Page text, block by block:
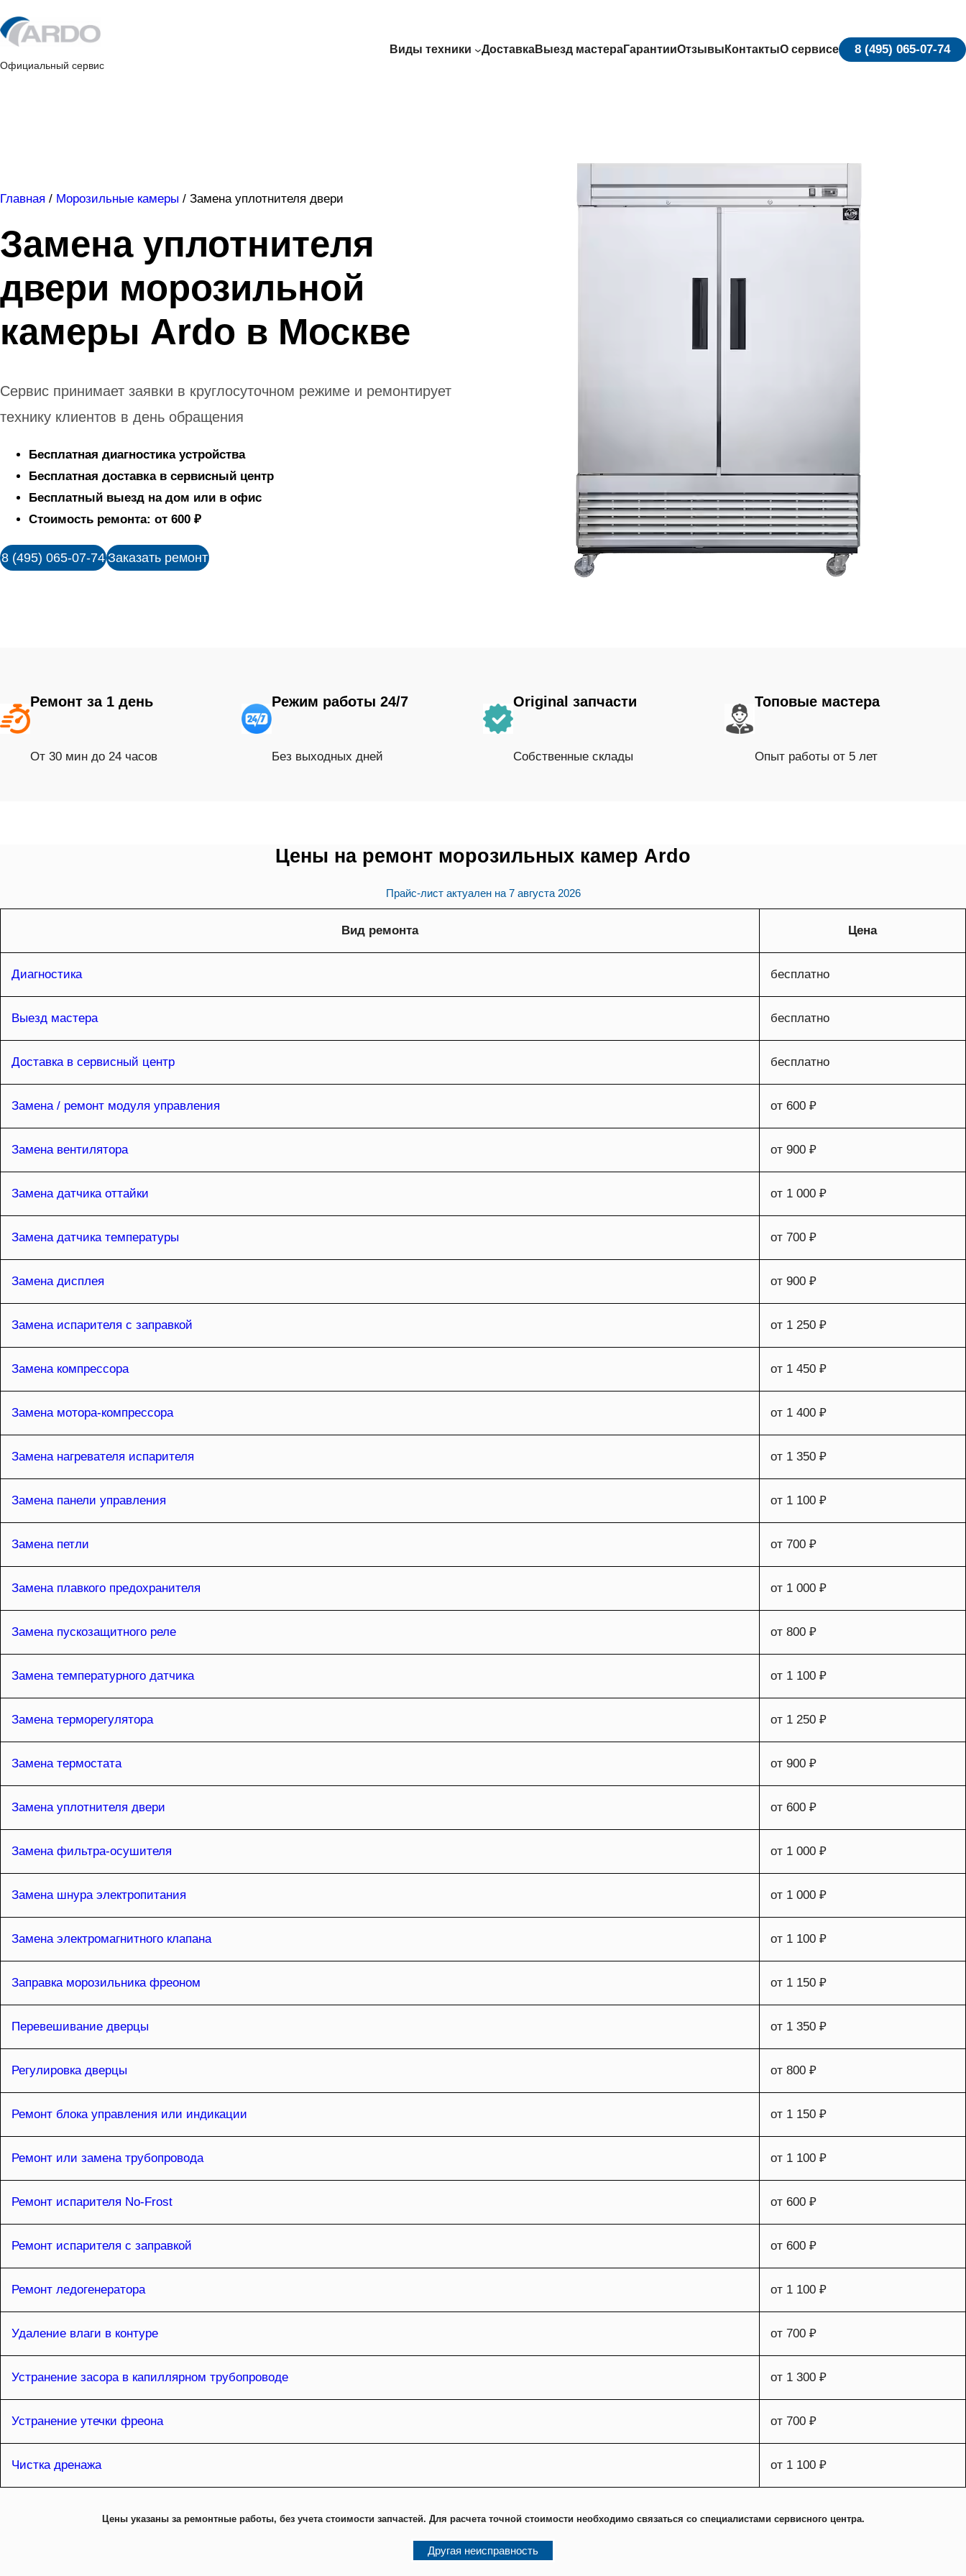
to
Официальный сервис
Виды техники ДоставкаВыезд мастераГарантииОтзывы КонтактыО сервисе 8 (495) 065-07-74
Главная / Морозильные камеры / Замена уплотнителя двери
Замена уплотнителя
двери морозильной
камеры Ardo в Москве
Сервис принимает заявки в круглосуточном режиме и ремонтирует
технику клиентов в день обращения
Бесплатная диагностика устройства
Бесплатная доставка в сервисный центр
Бесплатный выезд на дом или в офис
Стоимость ремонта: от 600 ₽
8 (495) 065-07-74 Заказать ремонт
Ремонт за 1 день
От 30 мин до 24 часов
Режим работы 24/7
Без выходных дней
Original запчасти
Собственные склады
Топовые мастера
Опыт работы от 5 лет
Цены на ремонт морозильных камер Ardo
Прайс-лист актуален на 7 августа 2026
Вид ремонта Цена
Диагностика бесплатно
Выезд мастера бесплатно
Доставка в сервисный центр бесплатно
Замена / ремонт модуля управления от 600 ₽
Замена вентилятора от 900 ₽
Замена датчика оттайки от 1 000 ₽
Замена датчика температуры от 700 ₽
Замена дисплея от 900 ₽
Замена испарителя с заправкой от 1 250 ₽
Замена компрессора от 1 450 ₽
Замена мотора-компрессора от 1 400 ₽
Замена нагревателя испарителя от 1 350 ₽
Замена панели управления от 1 100 ₽
Замена петли от 700 ₽
Замена плавкого предохранителя от 1 000 ₽
Замена пускозащитного реле от 800 ₽
Замена температурного датчика от 1 100 ₽
Замена терморегулятора от 1 250 ₽
Замена термостата от 900 ₽
Замена уплотнителя двери от 600 ₽
Замена фильтра-осушителя от 1 000 ₽
Замена шнура электропитания от 1 000 ₽
Замена электромагнитного клапана от 1 100 ₽
Заправка морозильника фреоном от 1 150 ₽
Перевешивание дверцы от 1 350 ₽
Регулировка дверцы от 800 ₽
Ремонт блока управления или индикации от 1 150 ₽
Ремонт или замена трубопровода от 1 100 ₽
Ремонт испарителя No-Frost от 600 ₽
Ремонт испарителя с заправкой от 600 ₽
Ремонт ледогенератора от 1 100 ₽
Удаление влаги в контуре от 700 ₽
Устранение засора в капиллярном трубопроводе от 1 300 ₽
Устранение утечки фреона от 700 ₽
Чистка дренажа от 1 100 ₽
Цены указаны за ремонтные работы, без учета стоимости запчастей. Для расчета точной стоимости необходимо связаться со специалистами сервисного центра.
Другая неисправность